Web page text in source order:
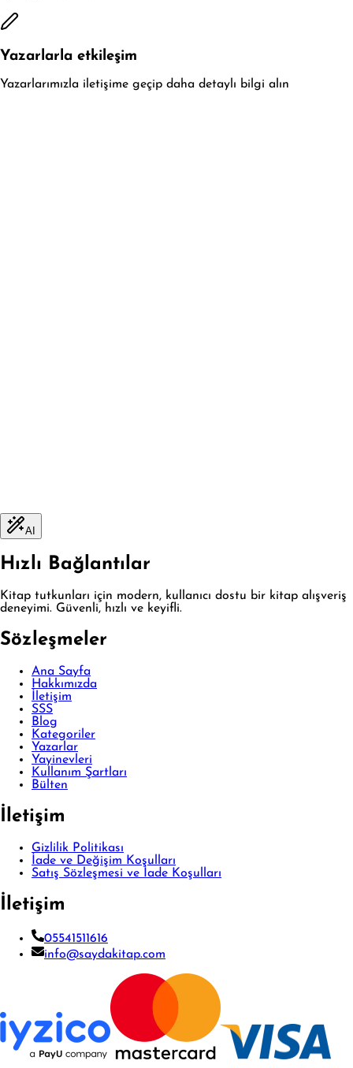
Yazarlarla etkileşim
Yazarlarımızla iletişime geçip daha detaylı bilgi alın
AI
Hızlı Bağlantılar
Kitap tutkunları için modern, kullanıcı dostu bir kitap alışveriş
deneyimi. Güvenli, hızlı ve keyifli.
Sözleşmeler
Ana Sayfa
Hakkımızda
İletişim
SSS
Blog
Kategoriler
Yazarlar
Yayinevleri
Kullanım Şartları
Bülten
İletişim
Gizlilik Politikası
İade ve Değişim Koşulları
Satış Sözleşmesi ve İade Koşulları
İletişim
05541511616
info@saydakitap.com